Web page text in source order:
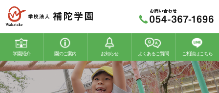
学園紹介 園のご案内
若竹幼稚園 若竹こどもの森
お知らせ よくあるご質問 ご相談はこちら